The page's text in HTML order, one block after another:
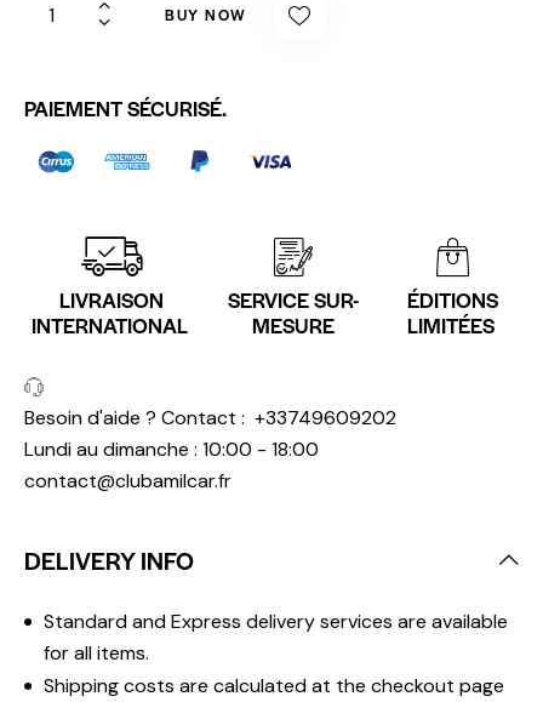
BUY NOW
PAIEMENT SÉCURISÉ.
LIVRAISON
INTERNATIONAL
SERVICE SUR-
MESURE
ÉDITIONS
LIMITÉES
Besoin d'aide ? Contact : +33749609202
Lundi au dimanche : 10:00 - 18:00
contact@clubamilcar.fr
DELIVERY INFO
Standard and Express delivery services are available
for all items.
Shipping costs are calculated at the checkout page